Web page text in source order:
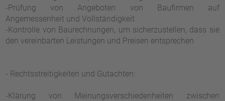
-Prüfung von Angeboten von Baufirmen auf
Angemessenheit und Vollständigkeit
-Kontrolle von Baurechnungen, um sicherzustellen, dass sie
den vereinbarten Leistungen und Preisen entsprechen
- Rechtsstreitigkeiten und Gutachten:
-Klärung von Meinungsverschiedenheiten zwischen